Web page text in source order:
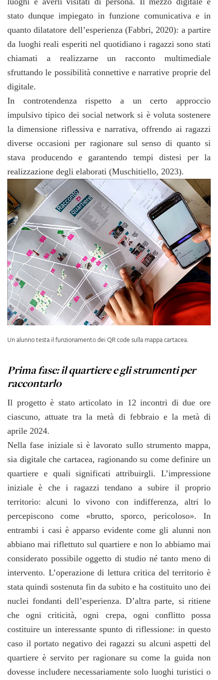
stato dunque impiegato in funzione comunicativa e in
quanto dilatatore dell’esperienza (Fabbri, 2020): a partire
da luoghi reali esperiti nel quotidiano i ragazzi sono stati
chiamati a realizzarne un racconto multimediale
sfruttando le possibilità connettive e narrative proprie del
digitale.
In controtendenza rispetto a un certo approccio
impulsivo tipico dei social network si è voluta sostenere
la dimensione riflessiva e narrativa, offrendo ai ragazzi
diverse occasioni per ragionare sul senso di quanto si
stava producendo e garantendo tempi distesi per la
realizzazione degli elaborati (Muschitiello, 2023).
Un alunno testa il funzionamento dei QR code sulla mappa cartacea.
Prima fase: il quartiere e gli strumenti per
raccontarlo
Il progetto è stato articolato in 12 incontri di due ore
ciascuno, attuate tra la metà di febbraio e la metà di
aprile 2024.
Nella fase iniziale si è lavorato sullo strumento mappa,
sia digitale che cartacea, ragionando su come definire un
quartiere e quali significati attribuirgli. L’impressione
iniziale è che i ragazzi tendano a subire il proprio
territorio: alcuni lo vivono con indifferenza, altri lo
percepiscono come «brutto, sporco, pericoloso». In
entrambi i casi è apparso evidente come gli alunni non
abbiano mai riflettuto sul quartiere e non lo abbiamo mai
considerato possibile oggetto di studio né tanto meno di
intervento. L’operazione di lettura critica del territorio è
stata quindi sostenuta fin da subito e ha costituito uno dei
nuclei fondanti dell’esperienza. D’altra parte, si ritiene
che ogni criticità, ogni crepa, ogni conflitto possa
costituire un interessante spunto di riflessione: in questo
caso il portato negativo dei ragazzi su alcuni aspetti del
quartiere è servito per ragionare su come la guida non
dovesse includere necessariamente solo luoghi turistici o